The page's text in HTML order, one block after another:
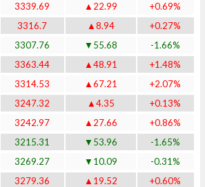
3339.69 ▲22.99
+0.69%
3316.7 ▲8.94
+0.27%
3307.76 ▼55.68
-1.66%
3363.44 ▲48.91
+1.48%
3314.53 ▲67.21
+2.07%
3247.32 ▲4.35
+0.13%
3242.97 ▲27.66
+0.86%
3215.31 ▼53.96
-1.65%
3269.27 ▼10.09
-0.31%
3279.36 ▲19.52
+0.60%